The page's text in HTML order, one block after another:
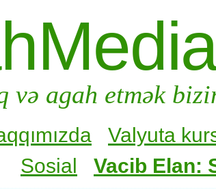
və agah etmək
Valyuta
Sosial Vacib Elan: